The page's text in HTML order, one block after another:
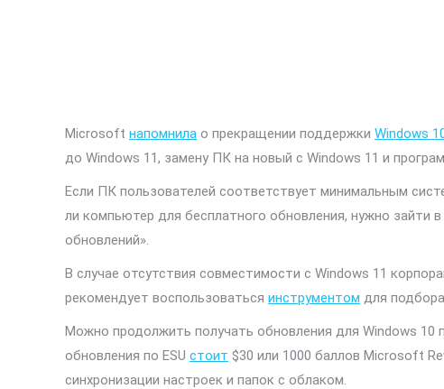
Microsoft напомнила о прекращении поддержки Windows
до Windows 11, замену ПК на новый с Windows 11 и
Если ПК пользователей соответствует минимальным
ли компьютер для бесплатного обновления, нужно зайти
обновлений».
В случае отсутствия совместимости с Windows 11
рекомендует воспользоваться инструментом для
Можно продолжить получать обновления для Windows 10
обновления по ESU стоит $30 или 1000 баллов Microsoft
синхронизации настроек и папок с облаком.